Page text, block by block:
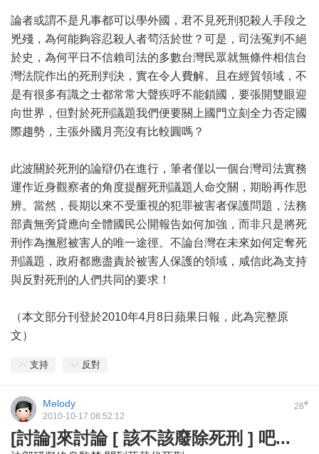
論者或謂不是凡事都可以學外國，君不見死刑犯殺人手段之
兇殘，為何能夠容忍殺人者茍活於世？可是，司法冤判不絕
於史，為何平日不信賴司法的多數台灣民眾就無條件相信台
灣法院作出的死刑判決，實在令人費解。且在經貿領域，不
是有很多有識之士都常常大聲疾呼不能鎖國，要張開雙眼迎
向世界，但對於死刑議題我們便要關上國門立刻全力否定國
際趨勢，主張外國月亮沒有比較圓嗎？
此波關於死刑的論辯仍在進行，筆者僅以一個台灣司法實務
運作近身觀察者的角度提醒死刑議題人命交關，期盼再作思
辨。當然，長期以來不受重視的犯罪被害者保護問題，法務
部責無旁貸應向全體國民公開報告如何加強，而非只是將死
刑作為撫慰被害人的唯一途徑。不論台灣在未來如何定奪死
刑議題，政府都應盡責於被害人保護的領域，咸信此為支持
與反對死刑的人們共同的要求！
（本文部分刊登於2010年4月8日蘋果日報，此為完整原
文）
支持 反對
26#
Melody
2010-10-17 08:52:12
[討論]來討論 [ 該不該廢除死刑 ] 吧...